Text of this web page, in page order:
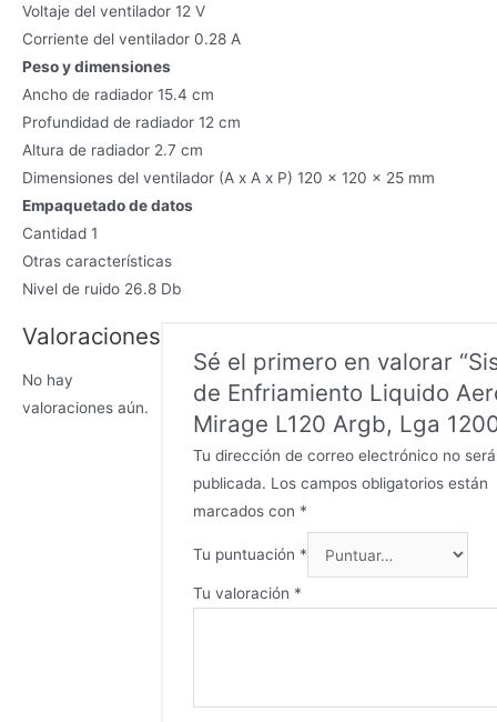
Voltaje del ventilador 12 V
Corriente del ventilador 0.28 A
Peso y dimensiones
Ancho de radiador 15.4 cm
Profundidad de radiador 12 cm
Altura de radiador 2.7 cm
Dimensiones del ventilador (A x A x P) 120 x 120 x 25 mm
Empaquetado de datos
Cantidad 1
Otras características
Nivel de ruido 26.8 Db
Valoraciones
No hay
valoraciones aún.
Sé el primero en valorar
de Enfriamiento Liquido
Mirage L120 Argb, Lga
Tu dirección de correo electrónico no será
publicada. Los campos obligatorios están
marcados con *
Tu puntuación *
Tu valoración *